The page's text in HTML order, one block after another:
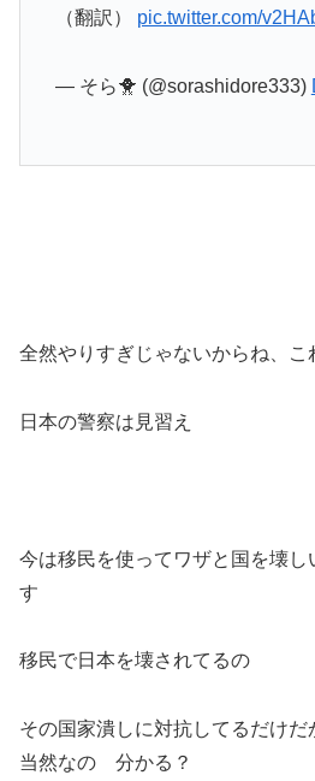
（翻訳） pic.twitter.com/
— そら🐥 (@sorashidore333)
全然やりすぎじゃないからね、こ
日本の警察は見習え
今は移民を使ってワザと国を壊
す
移民で日本を壊されてるの
その国家潰しに対抗してるだけ
当然なの 分かる？